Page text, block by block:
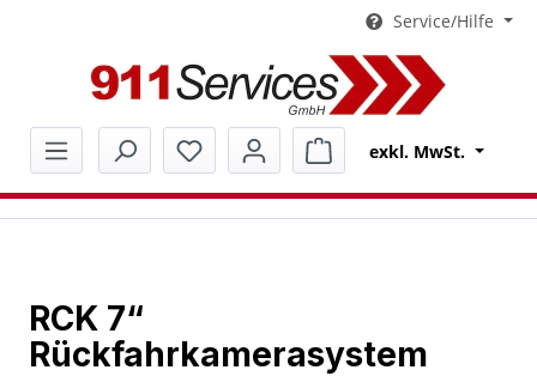
Service/Hilfe
Warenkorb enthält 0
exkl. MwSt.
RCK 7“
Rückfahrkamerasystem